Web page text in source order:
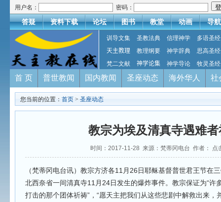
用户名： 密码：
答疑 资料下载 论坛 图书 教堂 动画 导航
训导文集 圣教法典 信理神学
多语圣经
天主教理
教理纲要 神学辞典
思高圣经
梵二文献
神学论集 神学导论 牧灵圣经
首 页 普世教闻 国内教闻 圣座动态 海外华人 社
您当前的位置： 首页 > 圣座动态
教宗为埃及清真寺遇难
时间：2017-11-28 来源：梵蒂冈电台 作者： 点
（梵蒂冈电台讯）教宗方济各11月26日耶稣基督普世君王节在
北西奈省一间清真寺11月24日发生的爆炸事件。教宗保证为“许
打击的那个团体祈祷”，“愿天主把我们从这些悲剧中解救出来，